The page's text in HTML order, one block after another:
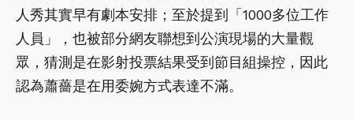
人秀其實早有劇本安排；至於提到「1000多位工作
人員」，也被部分網友聯想到公演現場的大量觀
眾，猜測是在影射投票結果受到節目組操控，因此
認為蕭薔是在用委婉方式表達不滿。